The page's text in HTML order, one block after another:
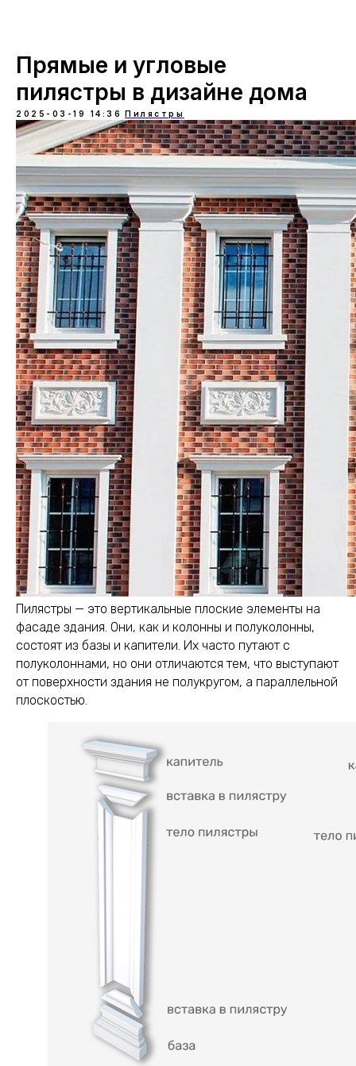
Прямые и угловые
пилястры в дизайне дома
2025-03-19 14:36 Пилястры
Пилястры — это вертикальные плоские элементы на
фасаде здания. Они, как и колонны и полуколонны,
состоят из базы и капители. Их часто путают с
полуколоннами, но они отличаются тем, что выступают
от поверхности здания не полукругом, а параллельной
плоскостью.